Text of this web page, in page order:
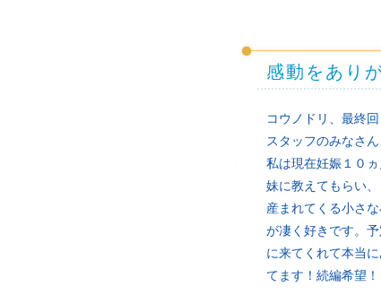
感動をあり
コウノドリ、最終回
スタッフのみなさ
私は現在妊娠１０ヵ
妹に教えてもらい
産まれてくる小さ
が凄く好きです。
に来てくれて本当
てます！続編希望！